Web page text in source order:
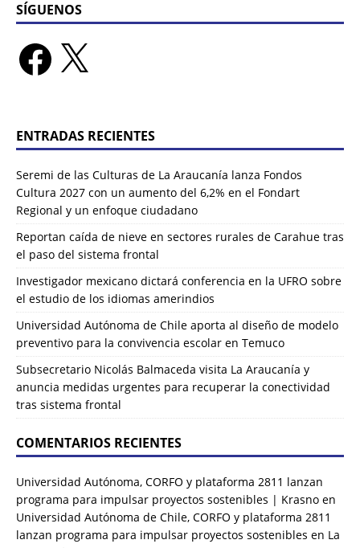
SÍGUENOS
ENTRADAS RECIENTES
Seremi de las Culturas de La Araucanía lanza Fondos
Cultura 2027 con un aumento del 6,2% en el Fondart
Regional y un enfoque ciudadano
Reportan caída de nieve en sectores rurales de Carahue tras
el paso del sistema frontal
Investigador mexicano dictará conferencia en la UFRO sobre
el estudio de los idiomas amerindios
Universidad Autónoma de Chile aporta al diseño de modelo
preventivo para la convivencia escolar en Temuco
Subsecretario Nicolás Balmaceda visita La Araucanía y
anuncia medidas urgentes para recuperar la conectividad
tras sistema frontal
COMENTARIOS RECIENTES
Universidad Autónoma, CORFO y plataforma 2811 lanzan
programa para impulsar proyectos sostenibles | Krasno en
Universidad Autónoma de Chile, CORFO y plataforma 2811
lanzan programa para impulsar proyectos sostenibles en La